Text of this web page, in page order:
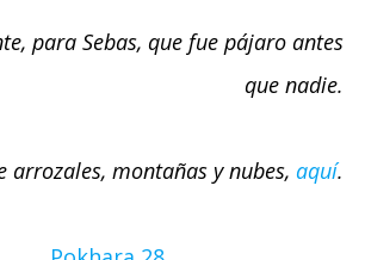
para Sebas, que fue pájaro antes
que nadie.
arrozales, montañas y nubes, aquí.